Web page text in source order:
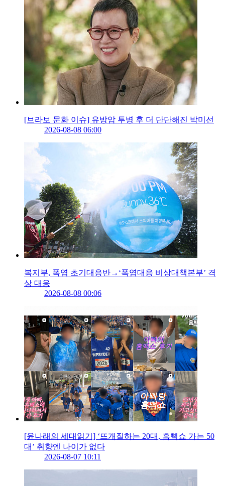
[브라보 문화 이슈] 유방암 투병 후 더 단단해진 박미선
2026-08-08 06:00
복지부, 폭염 초기대응반→‘폭염대응 비상대책본부’ 격
상 대응
2026-08-08 00:06
[윤나래의 세대읽기] ‘뜨개질하는 20대, 흠뻑쇼 가는 50
대’ 취향엔 나이가 없다
2026-08-07 10:11